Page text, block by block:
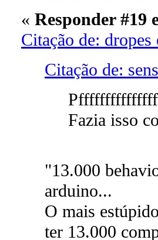
« Responder #19
Citação de:
Citação de:
Fazia isso
"13.000
arduino...
O mais
ter 13.000